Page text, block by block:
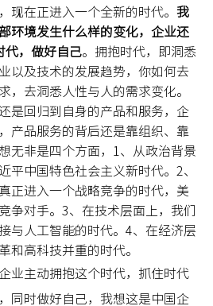
现在正进入一个全新的时代。 我
环境发生什么样的变化，企业还
代，做好自己。拥抱时代，即洞悉
以及技术的发展趋势，你如何去
，去洞悉人性与人的需求变化。
是回归到自身的产品和服务，企
产品服务的背后还是靠组织、靠
无非是四个方面，1、从政治背景
平中国特色社会主义新时代。2、
正进入一个战略竞争的时代，美
争对手。3、在技术层面上，我们
与人工智能的时代。4、在经济层
和高科技并重的时代。
业主动拥抱这个时代，抓住时代
同时做好自己，我想这是中国企